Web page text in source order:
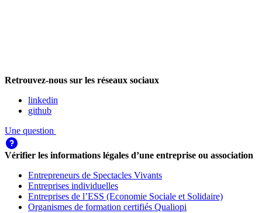
Retrouvez-nous sur les réseaux sociaux
linkedin
github
Une question
Vérifier les informations légales d’une entreprise ou association
Entrepreneurs de Spectacles Vivants
Entreprises individuelles
Entreprises de l’ESS (Economie Sociale et Solidaire)
Organismes de formation certifiés Qualiopi